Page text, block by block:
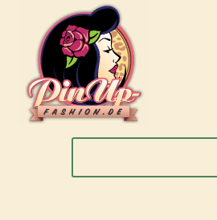
springen